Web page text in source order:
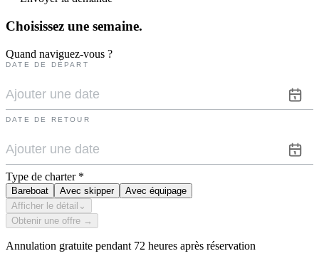
Choisissez une semaine.
Quand naviguez-vous ?
DATE DE DÉPART
DATE DE RETOUR
Type de charter *
Bareboat Avec skipper
Avec équipage
Afficher le détail ⌄
Obtenir une offre →
Annulation gratuite pendant 72 heures après réservation